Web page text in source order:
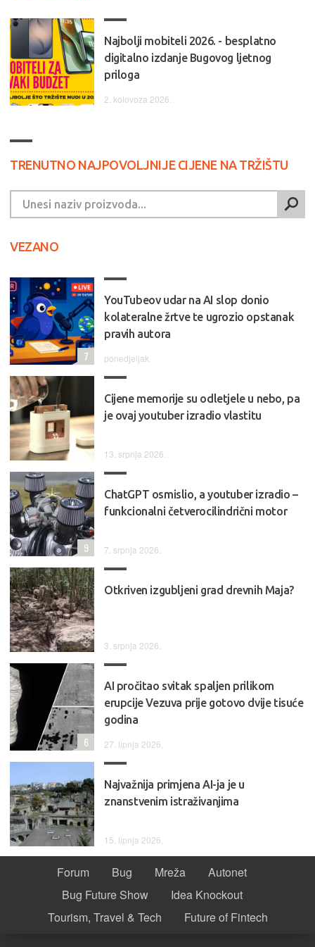
Najbolji mobiteli 2026. - besplatno
digitalno izdanje Bugovog ljetnog
priloga
2. kolovoza 2026.
TRENUTNO NAJPOVOLJNIJE CIJENE NA TRŽIŠTU
VEZANO
YouTubeov udar na AI slop donio
kolateralne žrtve te ugrozio opstanak
pravih autora
ponedjeljak
7
Cijene memorije su odletjele u nebo, pa
je ovaj youtuber izradio vlastitu
13. srpnja 2026.
ChatGPT osmislio, a youtuber izradio –
funkcionalni četverocilindrični motor
7. srpnja 2026.
9
Otkriven izgubljeni grad drevnih Maja?
3. srpnja 2026.
AI pročitao svitak spaljen prilikom
erupcije Vezuva prije gotovo dvije tisuće
godina
27. lipnja 2026.
6
Najvažnija primjena AI-ja je u
znanstvenim istraživanjima
15. lipnja 2026.
Forum Bug Mreža
Autonet
Bug Future Show
Idea Knockout
Tourism, Travel & Tech
Future of Fintech